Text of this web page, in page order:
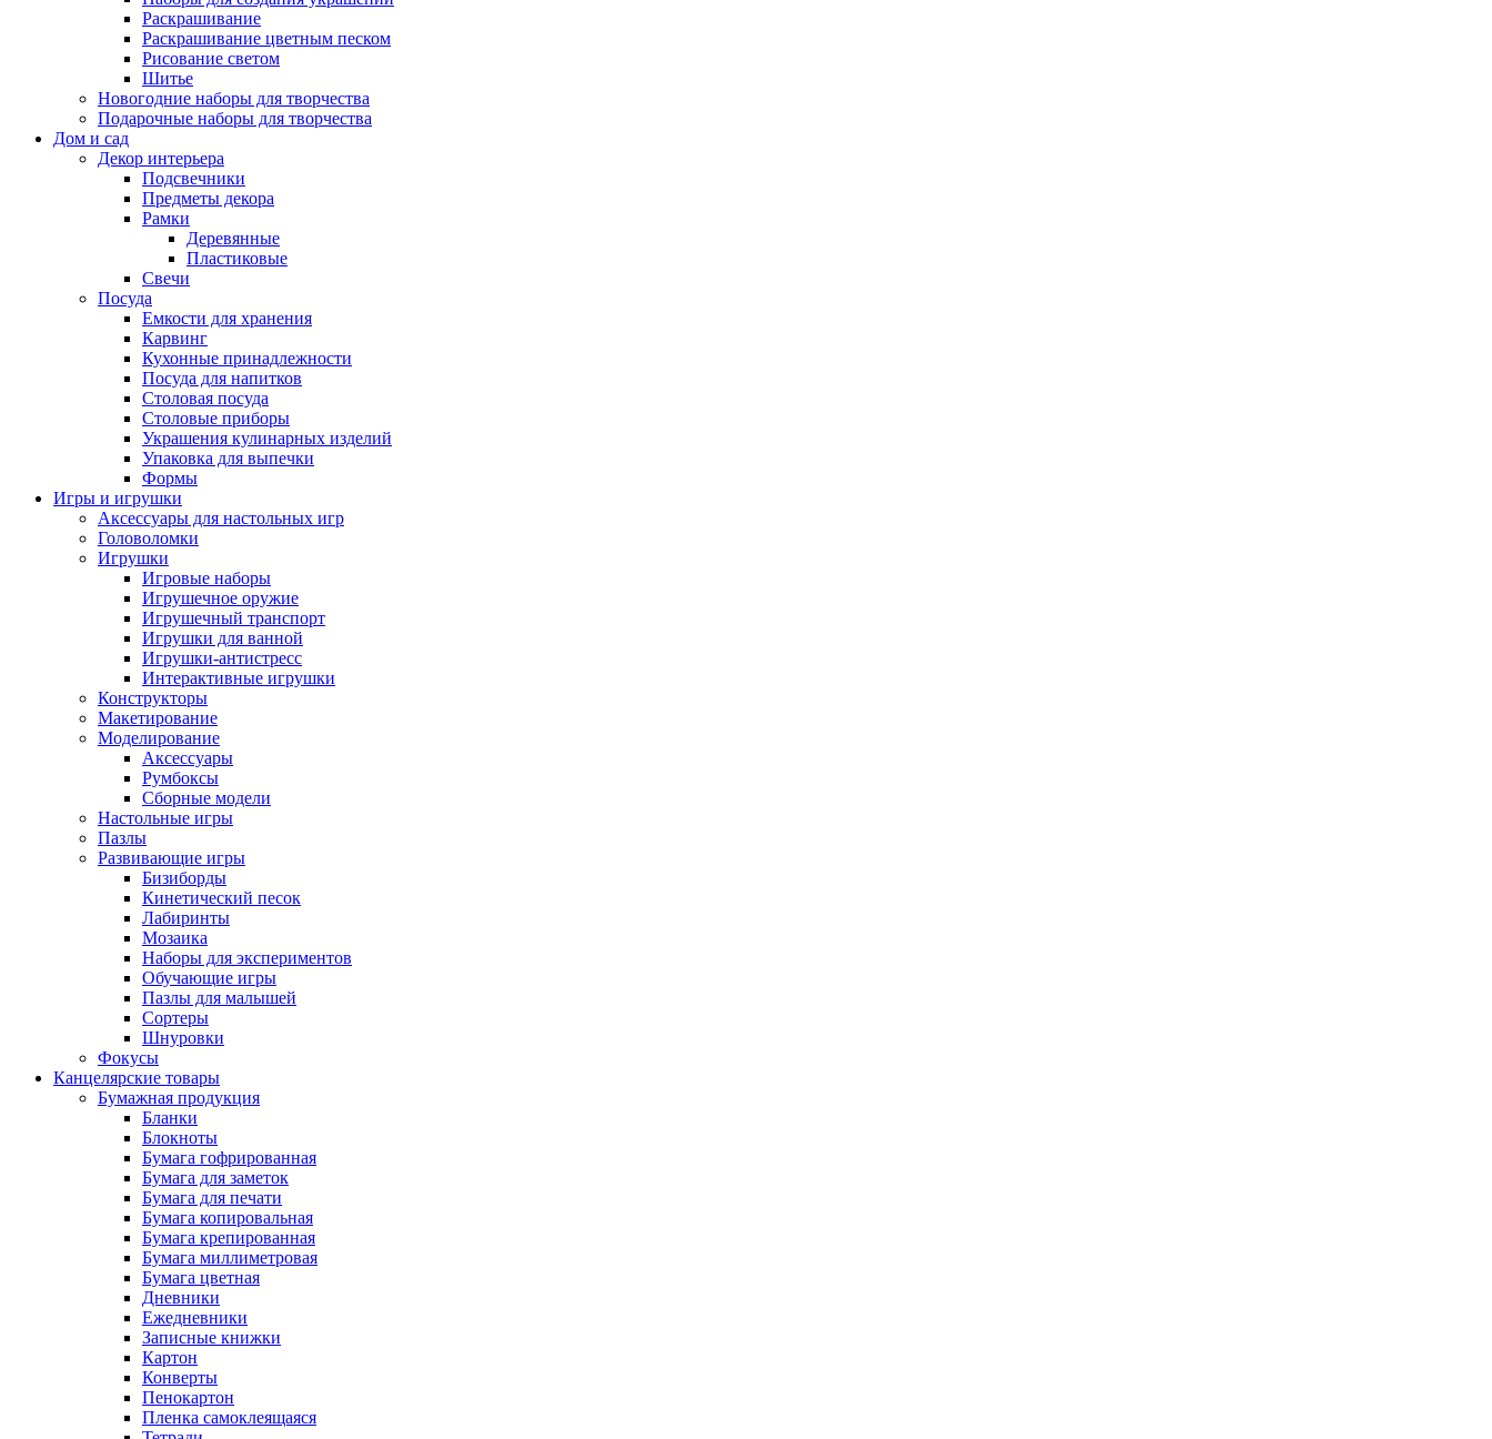
Раскрашивание
Раскрашивание цветным песком
Рисование светом
Шитье
Новогодние наборы для творчества
Подарочные наборы для творчества
Дом и сад
Декор интерьера
Подсвечники
Предметы декора
Рамки
Деревянные
Пластиковые
Свечи
Посуда
Емкости для хранения
Карвинг
Кухонные принадлежности
Посуда для напитков
Столовая посуда
Столовые приборы
Украшения кулинарных изделий
Упаковка для выпечки
Формы
Игры и игрушки
Аксессуары для настольных игр
Головоломки
Игрушки
Игровые наборы
Игрушечное оружие
Игрушечный транспорт
Игрушки для ванной
Игрушки-антистресс
Интерактивные игрушки
Конструкторы
Макетирование
Моделирование
Аксессуары
Румбоксы
Сборные модели
Настольные игры
Пазлы
Развивающие игры
Бизиборды
Кинетический песок
Лабиринты
Мозаика
Наборы для экспериментов
Обучающие игры
Пазлы для малышей
Сортеры
Шнуровки
Фокусы
Канцелярские товары
Бумажная продукция
Бланки
Блокноты
Бумага гофрированная
Бумага для заметок
Бумага для печати
Бумага копировальная
Бумага крепированная
Бумага миллиметровая
Бумага цветная
Дневники
Ежедневники
Записные книжки
Картон
Конверты
Пенокартон
Пленка самоклеящаяся